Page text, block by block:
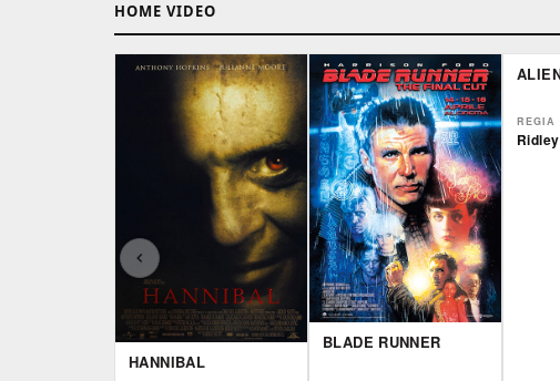
HOME VIDEO
HANNIBAL
BLADE RUNNER
REGIA